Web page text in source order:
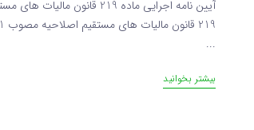
...
بیشتر بخوانید